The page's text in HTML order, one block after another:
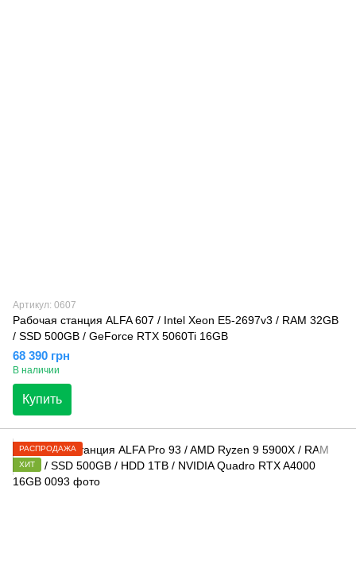
Артикул: 0607
Рабочая станция ALFA 607 / Intel Xeon E5-2697v3 / RAM 32GB
/ SSD 500GB / GeForce RTX 5060Ti 16GB
68 390 грн
В наличии
Купить
РАСПРОДАЖА
ХИТ